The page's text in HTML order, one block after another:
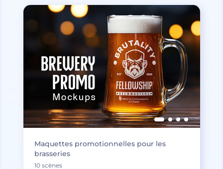
Maquettes promotionnelles pour les
brasseries
10 scènes